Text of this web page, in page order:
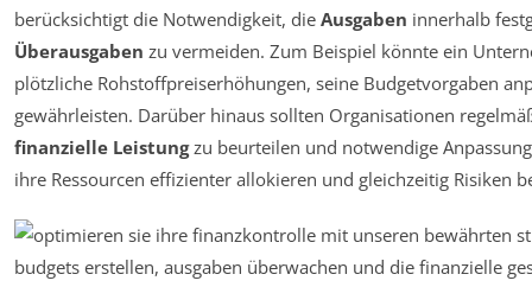
berücksichtigt die Notwendigkeit, die Ausgaben innerhalb
Überausgaben zu vermeiden. Zum Beispiel könnte ein
plötzliche Rohstoffpreiserhöhungen, seine Budgetvorgaben
gewährleisten. Darüber hinaus sollten Organisationen
finanzielle Leistungzu beurteilen und notwendige
ihre Ressourcen effizienter allokieren und gleichzeitig Risiken